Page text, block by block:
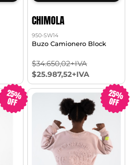
CHIMOLA
950-SW14
Buzo Camionero Block
$34.650,02+IVA
$25.987,52+IVA
25%
OFF
25%
OFF